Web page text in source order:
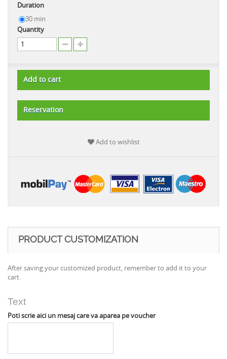
Duration
30 min
Quantity
Add to cart
Reservation
Add to wishlist
PRODUCT CUSTOMIZATION
After saving your customized product, remember to add it to your
cart.
Text
Poti scrie aici un mesaj care va aparea pe voucher